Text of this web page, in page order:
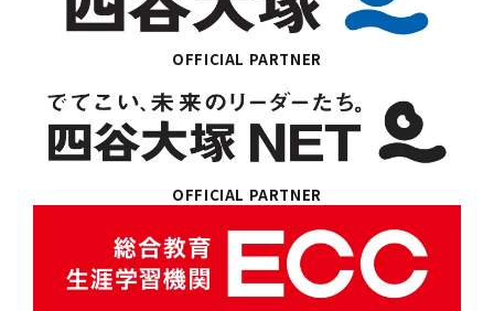
OFFICIAL PARTNER
OFFICIAL PARTNER